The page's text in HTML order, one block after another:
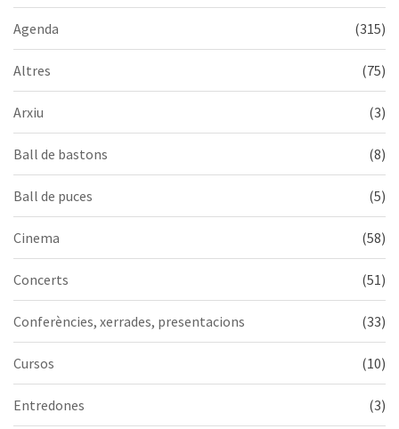
Agenda (315)
Altres (75)
Arxiu (3)
Ball de bastons (8)
Ball de puces (5)
Cinema (58)
Concerts (51)
Conferències, xerrades, presentacions (33)
Cursos (10)
Entredones (3)